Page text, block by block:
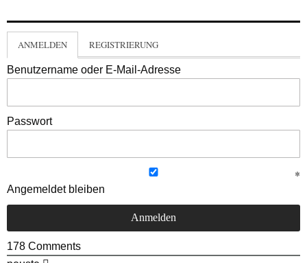
ANMELDEN REGISTRIERUNG
Benutzername oder E-Mail-Adresse
Passwort
Angemeldet bleiben
178 Comments